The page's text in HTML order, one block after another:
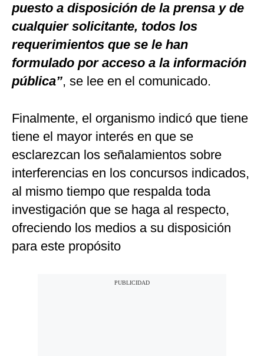
puesto a disposición de la prensa y de
cualquier solicitante, todos los
requerimientos que se le han
formulado por acceso a la información
pública”, se lee en el comunicado.
Finalmente, el organismo indicó que tiene
tiene el mayor interés en que se
esclarezcan los señalamientos sobre
interferencias en los concursos indicados,
al mismo tiempo que respalda toda
investigación que se haga al respecto,
ofreciendo los medios a su disposición
para este propósito